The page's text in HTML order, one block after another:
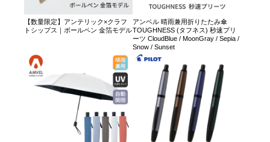
【数量限定】アンテリック×クラフ
トシップス｜ボールペン 金箔モデル
アンベル 晴雨兼用折りたたみ傘
TOUGHNESS (タフネス) 秒速プリ
ーツ CloudBlue / MoonGray / Sepia /
Snow / Sunset